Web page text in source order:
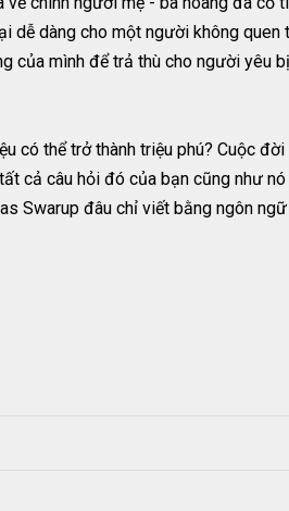
dàng cho một người không
mình để trả thù cho người yêu
có thể trở thành triệu phú? Cuộc
cả câu hỏi đó của bạn cũng như
Swarup đâu chỉ viết bằng ngôn